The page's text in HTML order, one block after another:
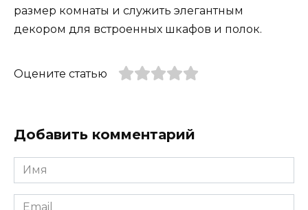
размер комнаты и служить элегантным
декором для встроенных шкафов и полок.
Оцените статью
Добавить комментарий
Имя
*
Email